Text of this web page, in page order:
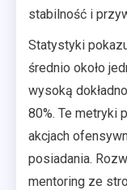
stabilność i
Statystyki
średnio około
wysoką
80%. Te metryki
akcjach
posiadania.
mentoring ze